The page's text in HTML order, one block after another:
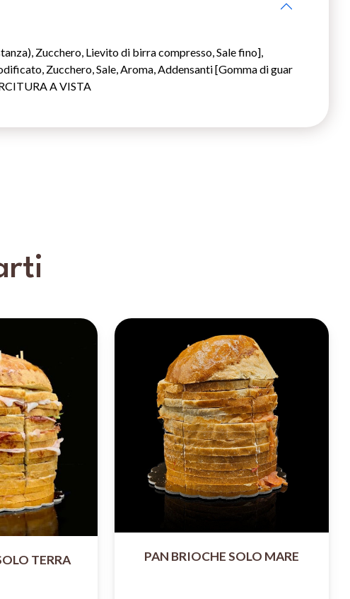
Zucchero, Lievito di birra compresso, Sale fino],
Zucchero, Sale, Aroma, Addensanti [Gomma di guar
A VISTA
TERRA PAN BRIOCHE SOLO MARE